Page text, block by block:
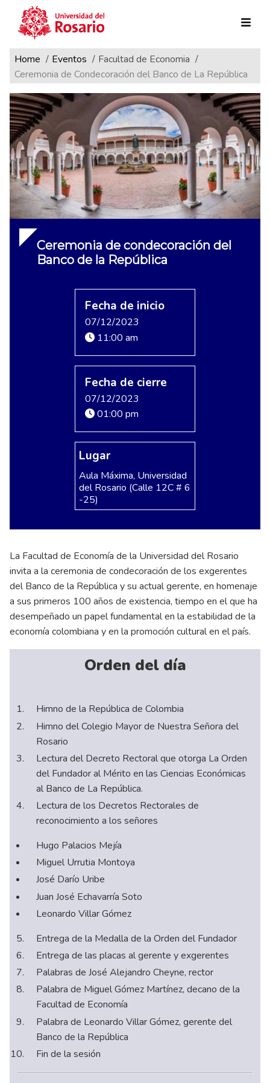
Pasar al contenido principal
Ruta de navegación
Home Eventos
Facultad de Economia
Ceremonia de Condecoración del Banco de La República
Ceremonia de condecoración del
Banco de la República
Fecha de inicio
07/12/2023
11:00 am
Fecha de cierre
07/12/2023
01:00 pm
Lugar
Aula Máxima, Universidad
del Rosario (Calle 12C # 6
-25)
La Facultad de Economía de la Universidad del Rosario
invita a la ceremonia de condecoración de los exgerentes
del Banco de la República y su actual gerente, en homenaje
a sus primeros 100 años de existencia, tiempo en el que ha
desempeñado un papel fundamental en la estabilidad de la
economía colombiana y en la promoción cultural en el país.
Orden del día
Himno de la República de Colombia
Himno del Colegio Mayor de Nuestra Señora del
Rosario
Lectura del Decreto Rectoral que otorga La Orden
del Fundador al Mérito en las Ciencias Económicas
al Banco de La República.
Lectura de los Decretos Rectorales de
reconocimiento a los señores
Hugo Palacios Mejía
Miguel Urrutia Montoya
José Darío Uribe
Juan José Echavarría Soto
Leonardo Villar Gómez
Entrega de la Medalla de la Orden del Fundador
Entrega de las placas al gerente y exgerentes
Palabras de José Alejandro Cheyne, rector
Palabra de Miguel Gómez Martínez, decano de la
Facultad de Economía
Palabra de Leonardo Villar Gómez, gerente del
Banco de la República
Fin de la sesión